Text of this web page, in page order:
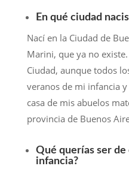
En qué ciudad
Nací en la Ciudad de
Marini, que ya no
Ciudad, aunque todos
veranos de mi infancia
casa de mis abuelos
provincia de Buenos
Qué querías ser de
infancia?